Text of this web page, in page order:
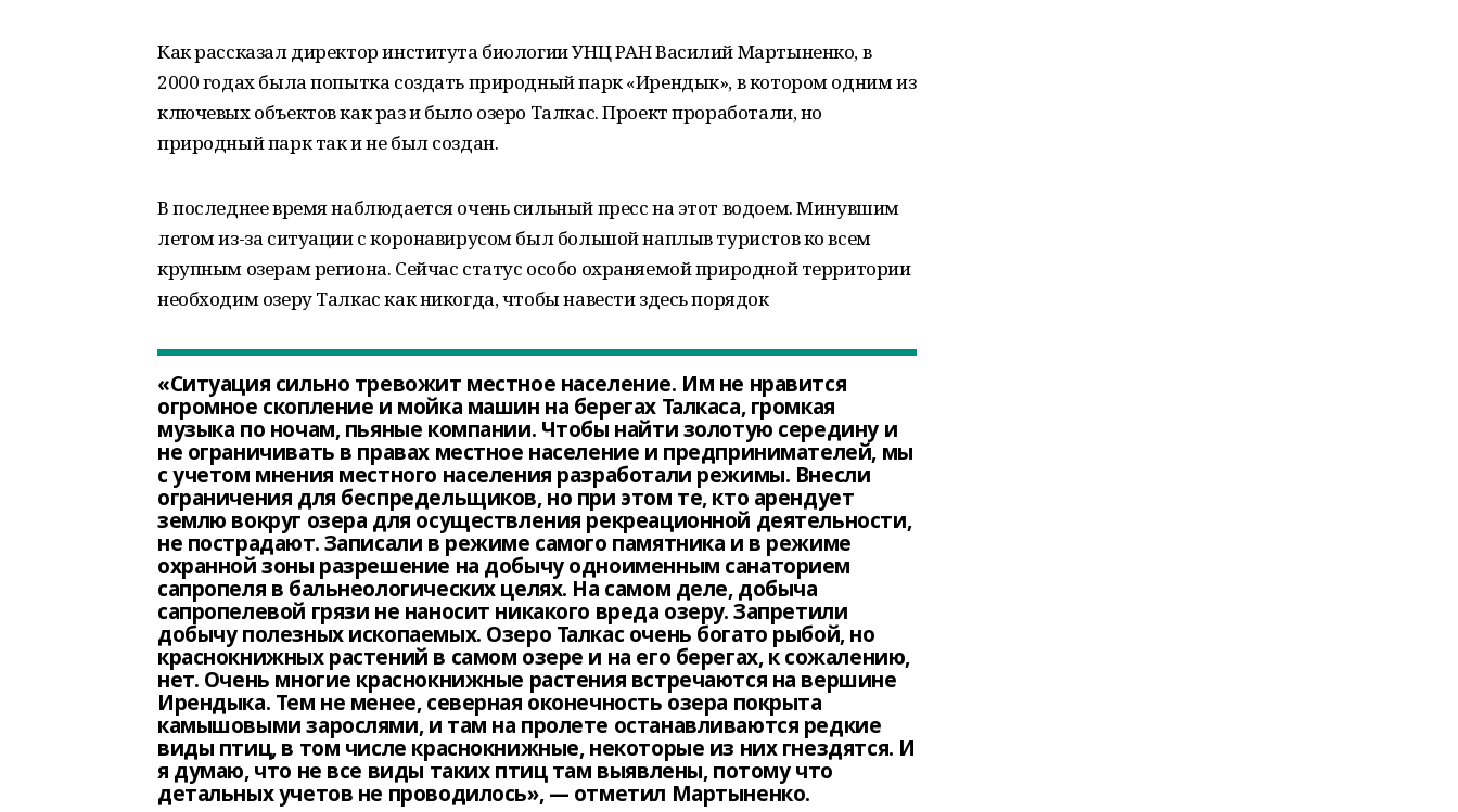
Как рассказал директор института биологии УНЦ РАН Василий Мартыненко, в
2000 годах была попытка создать природный парк «Ирендык», в котором одним из
ключевых объектов как раз и было озеро Талкас. Проект проработали, но
природный парк так и не был создан.
В последнее время наблюдается очень сильный пресс на этот водоем. Минувшим
летом из-за ситуации с коронавирусом был большой наплыв туристов ко всем
крупным озерам региона. Сейчас статус особо охраняемой природной территории
необходим озеру Талкас как никогда, чтобы навести здесь порядок
«Ситуация сильно тревожит местное население. Им не нравится
огромное скопление и мойка машин на берегах Талкаса, громкая
музыка по ночам, пьяные компании. Чтобы найти золотую середину и
не ограничивать в правах местное население и предпринимателей, мы
с учетом мнения местного населения разработали режимы. Внесли
ограничения для беспредельщиков, но при этом те, кто арендует
землю вокруг озера для осуществления рекреационной деятельности,
не пострадают. Записали в режиме самого памятника и в режиме
охранной зоны разрешение на добычу одноименным санаторием
сапропеля в бальнеологических целях. На самом деле, добыча
сапропелевой грязи не наносит никакого вреда озеру. Запретили
добычу полезных ископаемых. Озеро Талкас очень богато рыбой, но
краснокнижных растений в самом озере и на его берегах, к сожалению,
нет. Очень многие краснокнижные растения встречаются на вершине
Ирендыка. Тем не менее, северная оконечность озера покрыта
камышовыми зарослями, и там на пролете останавливаются редкие
виды птиц, в том числе краснокнижные, некоторые из них гнездятся. И
я думаю, что не все виды таких птиц там выявлены, потому что
детальных учетов не проводилось», — отметил Мартыненко.